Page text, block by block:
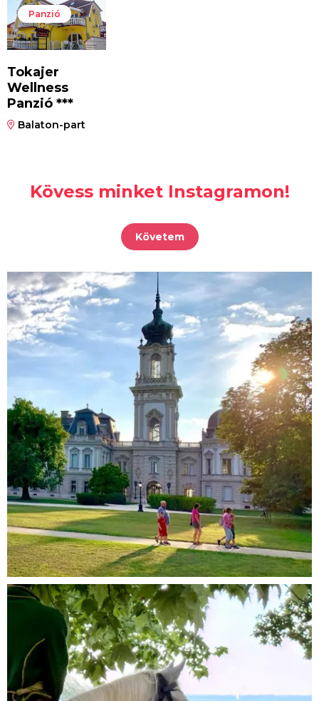
Panzió
Tokajer
Wellness
Panzió ***
Balaton-part
Kövess minket Instagramon!
Követem